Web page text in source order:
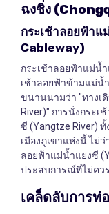
ฉงชิ่ง
กระเช้าลอยฟ้าแ
Cableway)
กระเช้าลอยฟ้าแม่น้ำ
เช้าลอยฟ้าข้ามแม่น้
ขนานนามว่า "ทางเ
River)" การนั่งกระ
ซี (Yangtze River)
เมืองภูเขาแห่งนี้ ไม่
ลอยฟ้าแม่น้ำแยงซี
ประสบการณ์ที่ไม่คว
เคล็ดลับการท่